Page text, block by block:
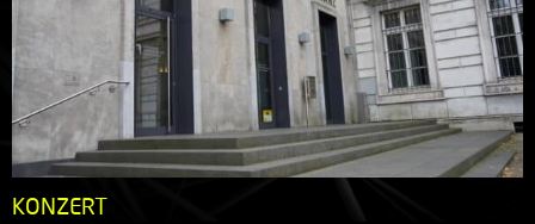
KONZERT